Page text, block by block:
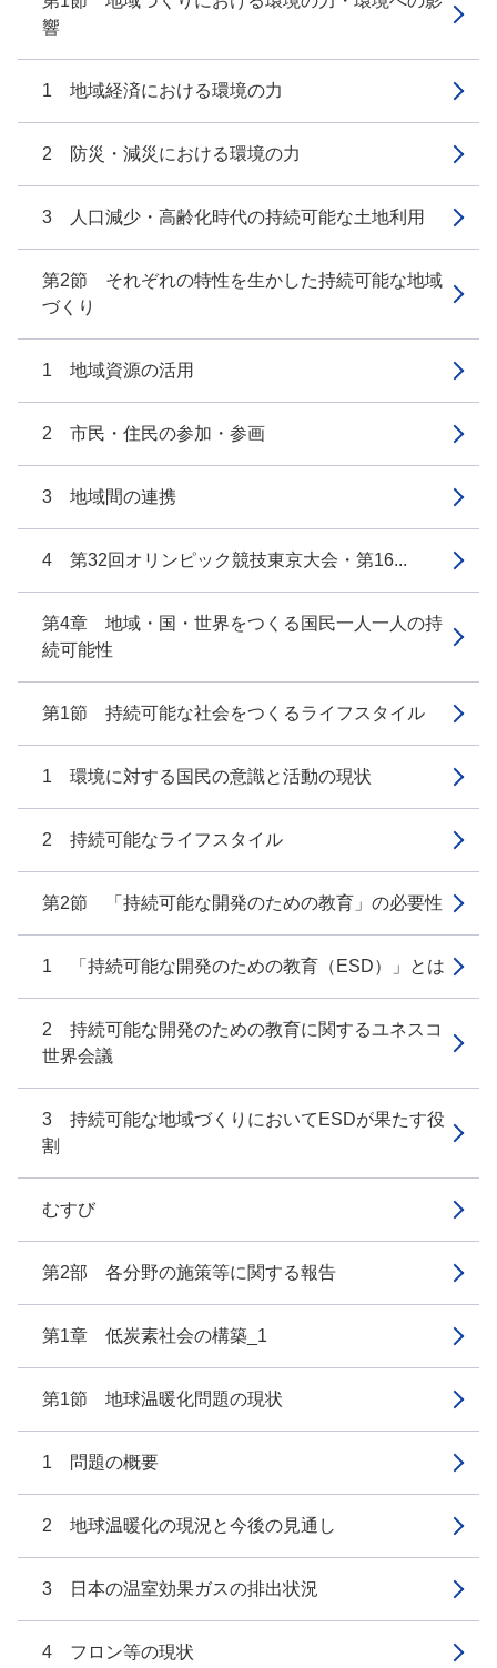
響
1 地域経済における環境の力
2 防災・減災における環境の力
3 人口減少・高齢化時代の持続可能な土地利用
第2節 それぞれの特性を生かした持続可能な地域
づくり
1 地域資源の活用
2 市民・住民の参加・参画
3 地域間の連携
4 第32回オリンピック競技東京大会・第16...
第4章 地域・国・世界をつくる国民一人一人の持
続可能性
第1節 持続可能な社会をつくるライフスタイル
1 環境に対する国民の意識と活動の現状
2 持続可能なライフスタイル
第2節 「持続可能な開発のための教育」の必要性
1 「持続可能な開発のための教育（ESD）」とは
2 持続可能な開発のための教育に関するユネスコ
世界会議
3 持続可能な地域づくりにおいてESDが果たす役
割
むすび
第2部 各分野の施策等に関する報告
第1章 低炭素社会の構築_1
第1節 地球温暖化問題の現状
1 問題の概要
2 地球温暖化の現況と今後の見通し
3 日本の温室効果ガスの排出状況
4 フロン等の現状